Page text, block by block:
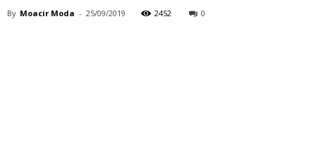
By Moacir Moda - 25/09/2019 2452 0